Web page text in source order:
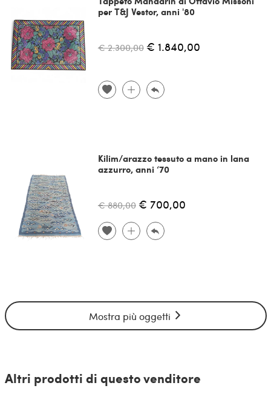
per T&J Vestor, anni '80
€ 2.300,00 € 1.840,00
Kilim/arazzo tessuto a mano in lana
azzurro, anni ‘70
€ 880,00 € 700,00
Mostra più oggetti
Altri prodotti di questo venditore